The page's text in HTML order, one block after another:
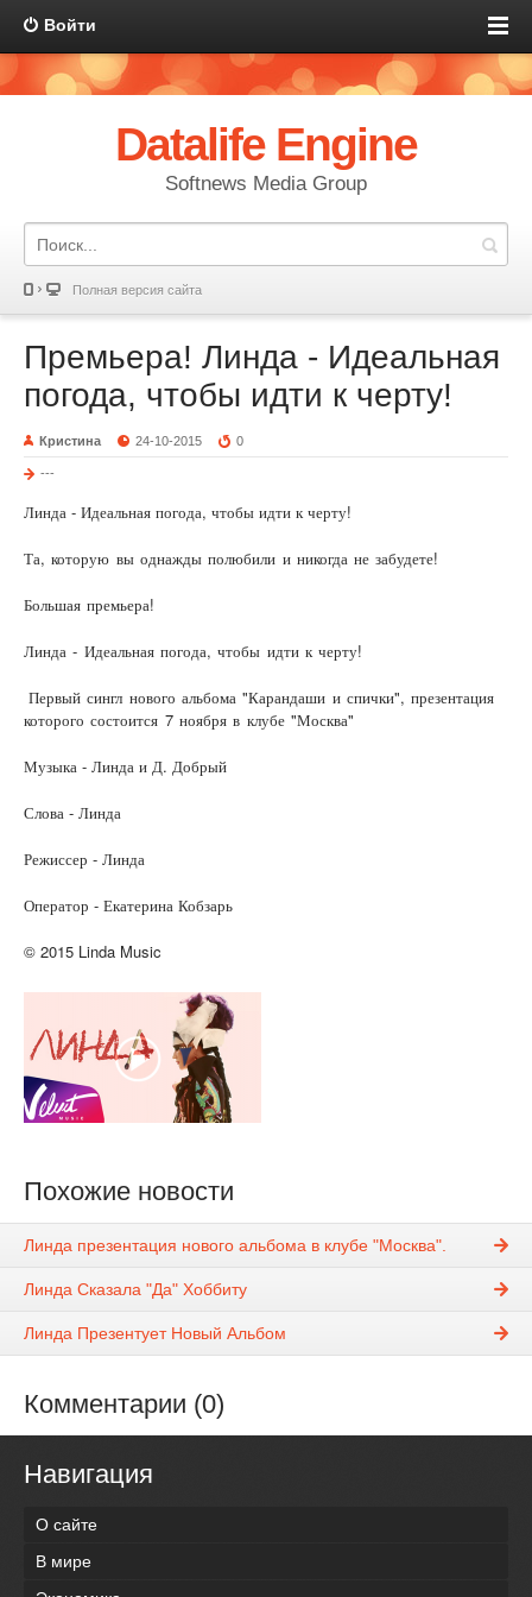
Войти
Datalife Engine
Softnews Media Group
Полная версия сайта
Премьера! Линда - Идеальная
погода, чтобы идти к черту!
Кристина 24-10-2015 0
---
Линда - Идеальная погода, чтобы идти к черту!
Та, которую вы однажды полюбили и никогда не забудете!
Большая премьера!
Линда - Идеальная погода, чтобы идти к черту!
Первый сингл нового альбома "Карандаши и спички", презентация
которого состоится 7 ноября в клубе "Москва"
Музыка - Линда и Д. Добрый
Слова - Линда
Режиссер - Линда
Оператор - Екатерина Кобзарь
© 2015 Linda Music
Похожие новости
Линда презентация нового альбома в клубе "Москва".
Линда Сказала "Да" Хоббиту
Линда Презентует Новый Альбом
Комментарии (0)
Навигация
О сайте
В мире